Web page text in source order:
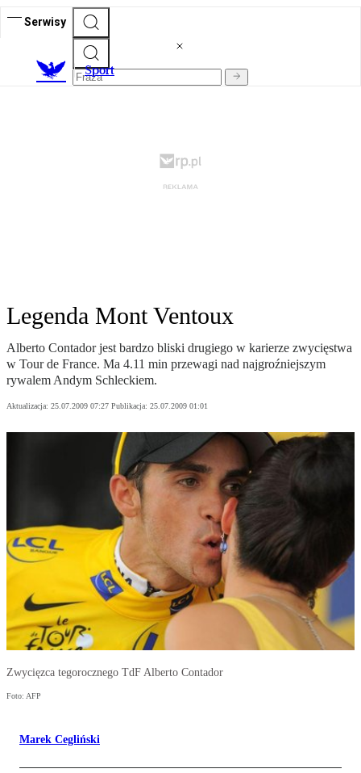
Serwisy
Sport
Legenda Mont Ventoux
Alberto Contador jest bardzo bliski drugiego w karierze zwycięstwa
w Tour de France. Ma 4.11 min przewagi nad najgroźniejszym
rywalem Andym Schleckiem.
Aktualizacja: 25.07.2009 07:27 Publikacja: 25.07.2009 01:01
Zwycięzca tegorocznego TdF Alberto Contador
Foto: AFP
Marek Cegliński